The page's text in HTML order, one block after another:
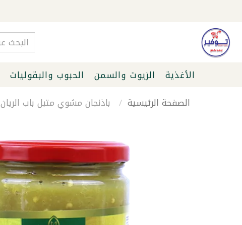
الأغذية الزيوت والسمن الحبوب والبقوليات
الصفحة الرئيسية
باذنجان مشوي متبل باب الريان 660غ